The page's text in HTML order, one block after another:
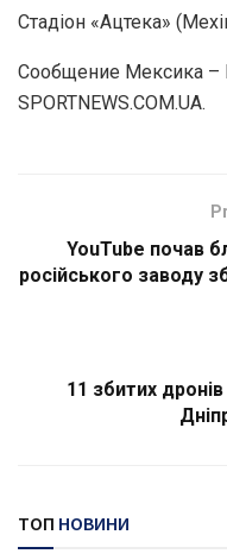
Стадіон «Ацтека»
Сообщение Мексика –
SPORTNEWS.COM.UA.
YouTube почав
російського заводу
11 збитих
ТОП НОВИНИ